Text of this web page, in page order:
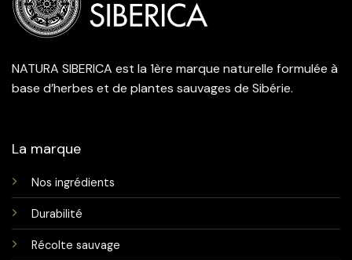
NATURA SIBERICA est la 1ère marque naturelle formulée à
base d’herbes et de plantes sauvages de Sibérie.
La marque
Nos ingrédients
Durabilité
Récolte sauvage